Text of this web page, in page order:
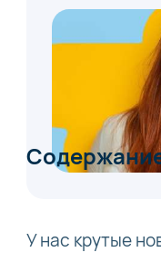
У нас крутые